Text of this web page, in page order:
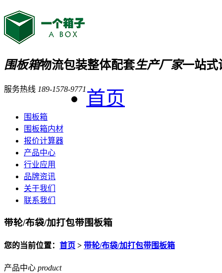
围板箱物流包装整体配套生产厂家一站式
服务热线 189-1578-9771 首页
围板箱
围板箱内材
报价计算器
产品中心
行业应用
品牌资讯
关于我们
联系我们
带轮/布袋/加打包带围板箱
您的当前位置： 首页 > 带轮/布袋/加打包带围板箱
产品中心 product